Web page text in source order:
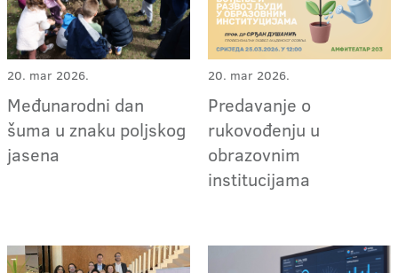
20. mar 2026.
Međunarodni dan
šuma u znaku poljskog
jasena
20. mar 2026.
Predavanje o
rukovođenju u
obrazovnim
institucijama